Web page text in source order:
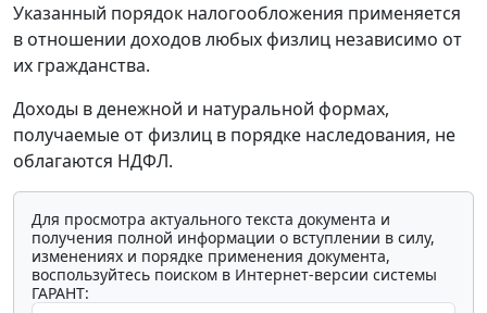
Указанный порядок налогообложения применяется
в отношении доходов любых физлиц независимо от
их гражданства.
Доходы в денежной и натуральной формах,
получаемые от физлиц в порядке наследования, не
облагаются НДФЛ.
Для просмотра актуального текста документа и
получения полной информации о вступлении в силу,
изменениях и порядке применения документа,
воспользуйтесь поиском в Интернет-версии системы
ГАРАНТ: